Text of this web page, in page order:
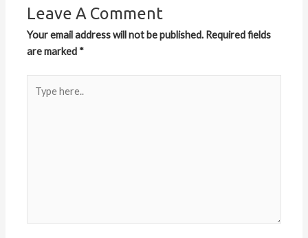
Leave A Comment
Your email address will not be published. Required fields
are marked *
here..